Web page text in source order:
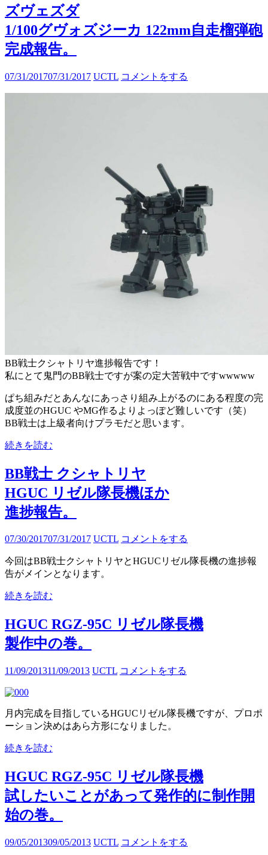
ズヴェズダ
1/100グヴォズジーカ 122mm自走榴弾砲
完成報告。
07/31/201707/31/2017 UCTL コメントをする
BB戦士クシャトリヤ進捗報告です！
私にとて鬼門のBB戦士ですが案の定大苦戦中ですwwwww
ぱち組みだとあんなにあっさり組み上がるのにある程度の完
成度並のHGUC やMG作るよりよっぽど難しいです（笑）
BB戦士は上級者向けプラモだと思います。
続きを読む
BB戦士 クシャトリヤ
HGUC リゼル隊長機ほか
進捗報告。
07/30/201707/31/2017 UCTL コメントをする
今回はBB戦士クシャトリヤとHGUCリゼル隊長機の進捗報
告がメインとなります。
続きを読む
HGUC RGZ-95C リゼル隊長機
製作中の巻。
11/09/201311/09/2013 UCTL コメントをする
月内完成を目指しているHGUCリゼル隊長機ですが、プロポ
ーション決めはあら方形になりました。
続きを読む
HGUC RGZ-95C リゼル隊長機
試したいことがあって発作的に制作開
始の巻。
09/05/201309/05/2013 UCTL コメントをする